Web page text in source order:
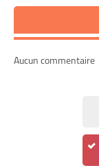
Aucun commentaire